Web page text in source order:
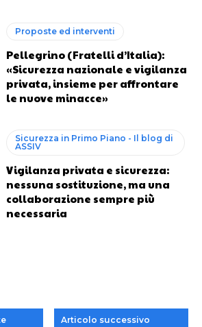
Proposte ed interventi
Pellegrino (Fratelli d’Italia):
«Sicurezza nazionale e vigilanza
privata, insieme per affrontare
le nuove minacce»
Sicurezza in Primo Piano - Il blog di
ASSIV
Vigilanza privata e sicurezza:
nessuna sostituzione, ma una
collaborazione sempre più
necessaria
Articolo successivo